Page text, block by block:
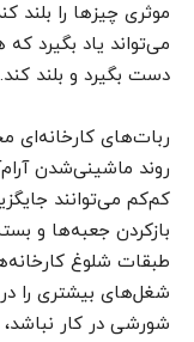
موثری چیزها را بلند
می‌تواند یاد بگیرد
دست بگیرد و بلند کند.
ربات‌‌‌‌‌‌‌‌‌‌‌‌‌‌‌‌‌‌‌‌‌‌‌‌‌‌‌‌‌‌‌‌‌‌‌‌‌‌‌‌‌‌‌‌‌‌‌‌های
روند ماشینی‌شدن
کم‌کم می‌توانند
بازکردن جعبه‌ها و
طبقات شلوغ
شغل‌های بیشتری را
شورشی در کار